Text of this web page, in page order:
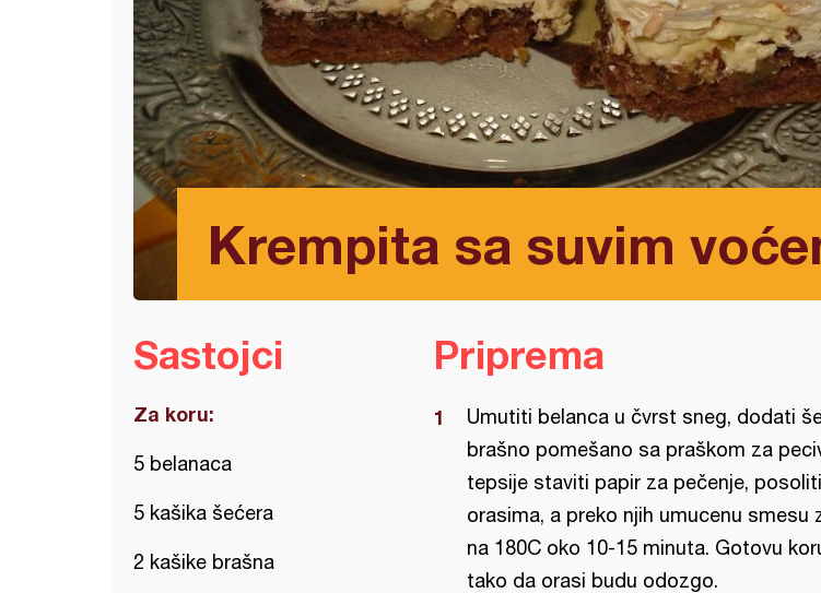
Krempita sa suvim
Sastojci
Za koru:
5 belanaca
5 kašika šećera
2 kašike brašna
Priprema
Umutiti belanca u čvrst sneg, dodati
brašno pomešano sa praškom za
tepsije staviti papir za pečenje,
orasima, a preko njih umucenu smesu
na 180C oko 10-15 minuta. Gotovu
tako da orasi budu odozgo.